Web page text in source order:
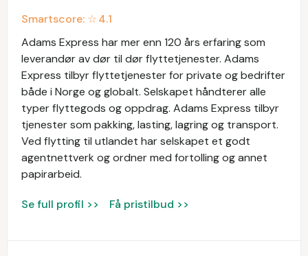
Smartscore: ☆4.1
Adams Express har mer enn 120 års erfaring som
leverandør av dør til dør flyttetjenester. Adams
Express tilbyr flyttetjenester for private og bedrifter
både i Norge og globalt. Selskapet håndterer alle
typer flyttegods og oppdrag. Adams Express tilbyr
tjenester som pakking, lasting, lagring og transport.
Ved flytting til utlandet har selskapet et godt
agentnettverk og ordner med fortolling og annet
papirarbeid.
Se full profil >> Få pristilbud >>